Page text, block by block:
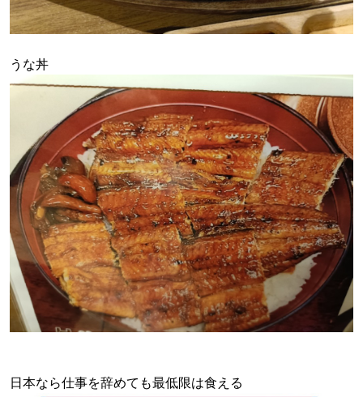
うな丼
日本なら仕事を辞めても最低限は食える